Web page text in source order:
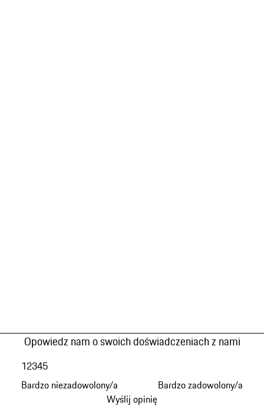
Opowiedz nam o swoich doświadczeniach z nami
Bardzo niezadowolony/a
12345
Bardzo zadowolony/a
Wyślij opinię